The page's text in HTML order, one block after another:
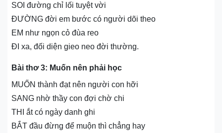
SOI đường chỉ lối tuyệt vời
ĐƯỜNG đời em bước có người dõi theo
EM như ngọn cỏ đùa reo
ĐI xa, đối diện gieo neo đời thường.
Bài thơ 3: Muốn nên phải học
MUỐN thành đạt nên người con hỡi
SANG nhờ thầy con đợi chờ chi
THI ắt có ngày danh ghi
BẮT đầu đừng để muộn thì chẳng hay